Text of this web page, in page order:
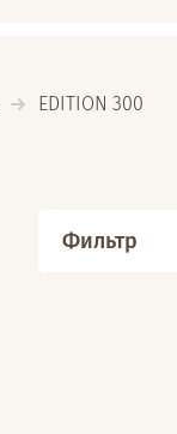
  EDITION 300
Фильтр